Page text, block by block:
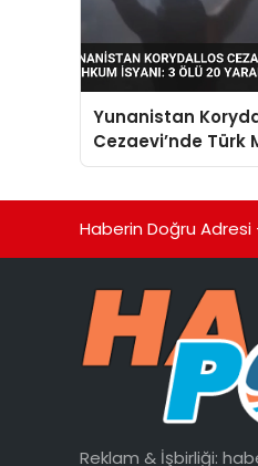
Yunanistan
Cezaevi’nde Türk
İsyanı: 3 Ölü 20
Haberin Doğru
Reklam & İşbirliği: